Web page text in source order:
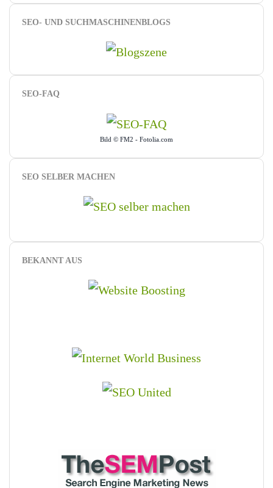
SEO- UND SUCHMASCHINENBLOGS
SEO-FAQ
Bild © FM2 - Fotolia.com
SEO SELBER MACHEN
BEKANNT AUS